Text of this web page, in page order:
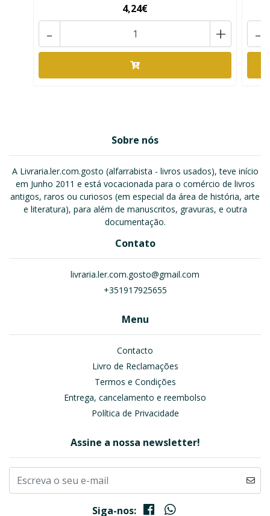
4,24€
+
- -
Sobre nós
A Livraria.ler.com.gosto (alfarrabista - livros usados), teve início
em Junho 2011 e está vocacionada para o comércio de livros
antigos, raros ou curiosos (em especial da área de história, arte
e literatura), para além de manuscritos, gravuras, e outra
documentação.
Contato
livraria.ler.com.gosto@gmail.com
+351917925655
Menu
Contacto
Livro de Reclamações
Termos e Condições
Entrega, cancelamento e reembolso
Política de Privacidade
Assine a nossa newsletter!
Siga-nos: